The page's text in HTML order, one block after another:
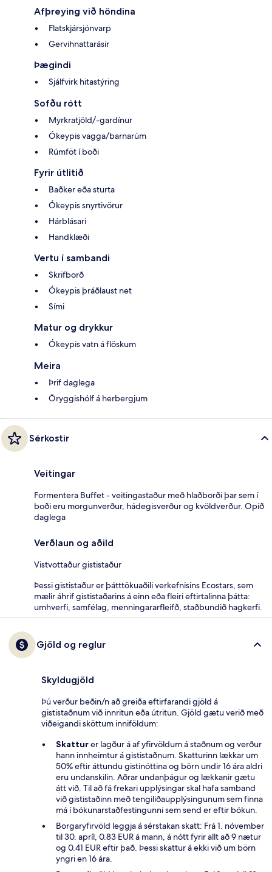
Afþreying við höndina
Flatskjársjónvarp
Gervihnattarásir
Þægindi
Sjálfvirk hitastýring
Sofðu rótt
Myrkratjöld/-gardínur
Ókeypis vagga/barnarúm
Rúmföt í boði
Fyrir útlitið
Baðker eða sturta
Ókeypis snyrtivörur
Hárblásari
Handklæði
Vertu í sambandi
Skrifborð
Ókeypis þráðlaust net
Sími
Matur og drykkur
Ókeypis vatn á flöskum
Meira
Þrif daglega
Öryggishólf á herbergjum
Sérkostir
Veitingar
Formentera Buffet - veitingastaður með hlaðborði þar sem í
boði eru morgunverður, hádegisverður og kvöldverður. Opið
daglega
Verðlaun og aðild
Vistvottaður gististaður
Þessi gististaður er þátttökuaðili verkefnisins Ecostars, sem
mælir áhrif gististaðarins á einn eða fleiri eftirtalinna þátta:
umhverfi, samfélag, menningararfleifð, staðbundið hagkerfi.
Gjöld og reglur
Skyldugjöld
Þú verður beðin/n að greiða eftirfarandi gjöld á
gististaðnum við innritun eða útritun. Gjöld gætu verið með
viðeigandi sköttum inniföldum:
Skatturer lagður á af yfirvöldum á staðnum og verður
hann innheimtur á gististaðnum. Skatturinn lækkar um
50% eftir áttundu gistinóttina og börn undir 16 ára aldri
eru undanskilin. Aðrar undanþágur og lækkanir gætu
átt við. Til að fá frekari upplýsingar skal hafa samband
við gististaðinn með tengiliðaupplýsingunum sem finna
má í bókunarstaðfestingunni sem send er eftir bókun.
Borgaryfirvöld leggja á sérstakan skatt: Frá 1. nóvember
til 30. apríl, 0.83 EUR á mann, á nótt fyrir allt að 9 nætur
og 0.41 EUR eftir það. Þessi skattur á ekki við um börn
yngri en 16 ára.